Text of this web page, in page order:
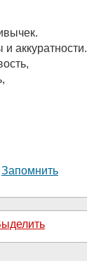
и аккуратности.
Запомнить